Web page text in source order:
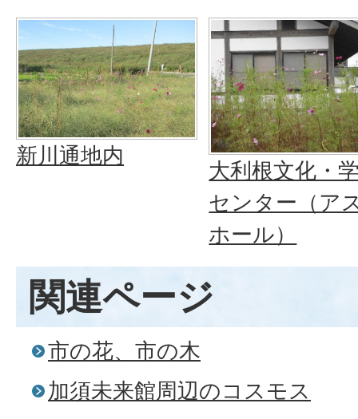
新川通地内
大利根文化・
センター（ア
ホール）
関連ページ
市の花、市の木
加須未来館周辺のコスモス